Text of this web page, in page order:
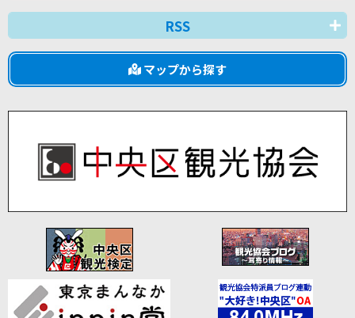
RSS
マップから探す